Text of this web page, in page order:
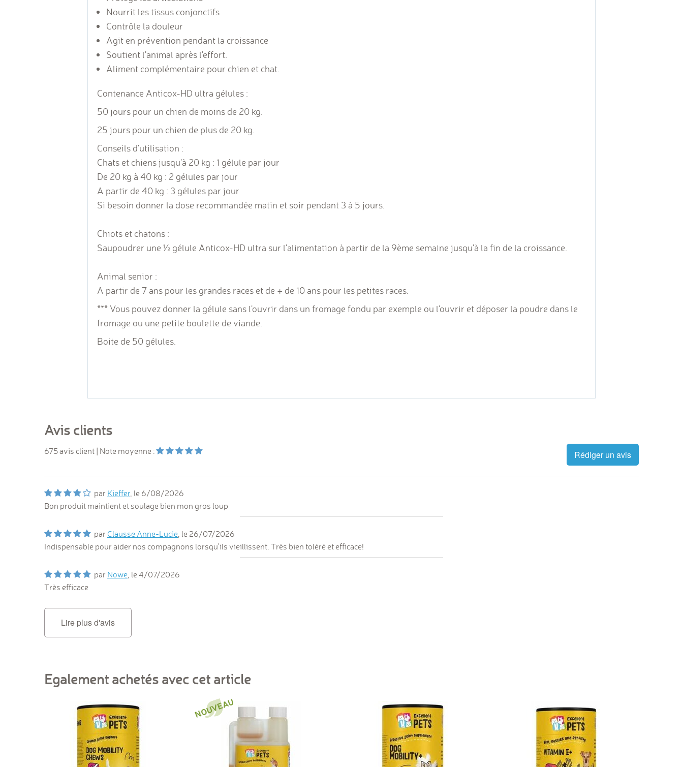
Nourrit les tissus conjonctifs
Contrôle la douleur
Agit en prévention pendant la croissance
Soutient l'animal après l'effort.
Aliment complémentaire pour chien et chat.
Contenance Anticox-HD ultra gélules :
50 jours pour un chien de moins de 20 kg.
25 jours pour un chien de plus de 20 kg.
Conseils d'utilisation :
Chats et chiens jusqu'à 20 kg : 1 gélule par jour
De 20 kg à 40 kg : 2 gélules par jour
A partir de 40 kg : 3 gélules par jour
Si besoin donner la dose recommandée matin et soir pendant 3 à 5 jours.
Chiots et chatons :
Saupoudrer une ½ gélule Anticox-HD ultra sur l'alimentation à partir de la 9ème semaine jusqu'à la fin de la croissance.
Animal senior :
A partir de 7 ans pour les grandes races et de + de 10 ans pour les petites races.
*** Vous pouvez donner la gélule sans l'ouvrir dans un fromage fondu par exemple ou l'ouvrir et déposer la poudre dans le
fromage ou une petite boulette de viande.
Boite de 50 gélules.
Avis clients
675avis client | Note moyenne : Rédiger un avis
par Kieffer, le 6/08/2026
Bon produit maintient et soulage bien mon gros loup
par Clausse Anne-Lucie, le 26/07/2026
Indispensable pour aider nos compagnons lorsqu'ils vieillissent. Très bien toléré et efficace!
par Nowe, le4/07/2026
Très efficace
Lire plus d'avis
Egalement achetés avec cet article